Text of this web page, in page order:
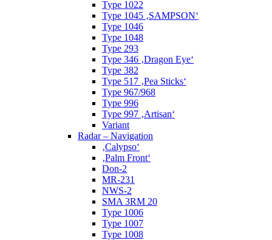
Type 1022
Type 1045 ‚SAMPSON‘
Type 1046
Type 1048
Type 293
Type 346 ‚Dragon Eye‘
Type 382
Type 517 ‚Pea Sticks‘
Type 967/968
Type 996
Type 997 ‚Artisan‘
Variant
Radar – Navigation
‚Calypso‘
‚Palm Front‘
Don-2
MR-231
NWS-2
SMA 3RM 20
Type 1006
Type 1007
Type 1008